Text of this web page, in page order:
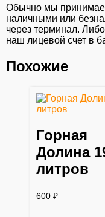
Обычно мы
наличными или
через терминал.
наш лицевой счет в
Похожие
Горная
Долина
литров
600 ₽